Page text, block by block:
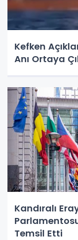
Kefken
Anı Ortaya
Kandıralı
Temsil Etti